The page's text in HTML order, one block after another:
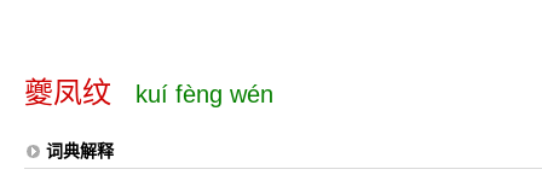
夔凤纹 kuí fèng wén
词典解释